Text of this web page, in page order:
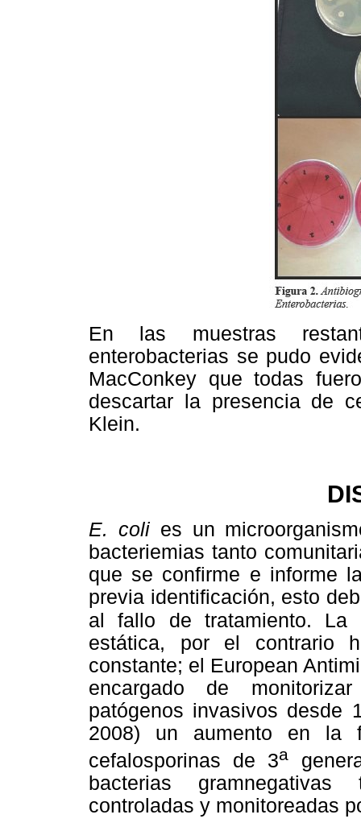
En las muestras
enterobacterias se pudo
MacConkey que todas
descartar la presencia de
Klein.
E. coli es un
bacteriemias tanto
que se confirme e informe
previa identificación, esto
al
fallo de tratamiento.
estática, por el contrario
constante; el European
encargado de
patógenos invasivos desde
2008) un aumento en la
cefalosporinas de 3a
bacterias
controladas y monitoreadas